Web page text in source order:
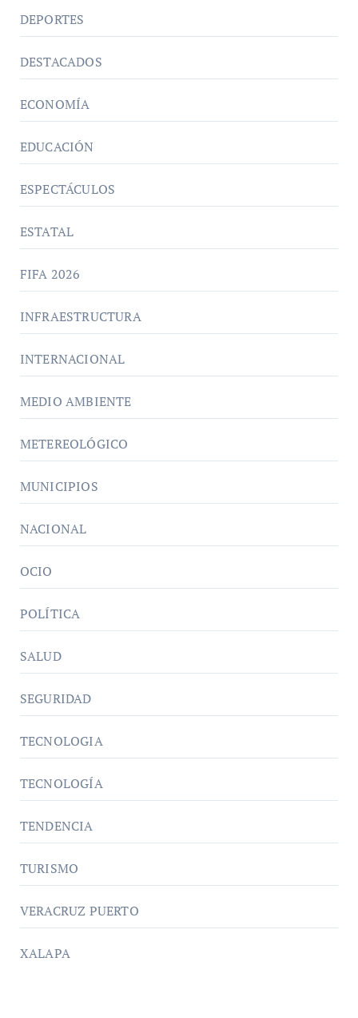
DEPORTES
DESTACADOS
ECONOMÍA
EDUCACIÓN
ESPECTÁCULOS
ESTATAL
FIFA 2026
INFRAESTRUCTURA
INTERNACIONAL
MEDIO AMBIENTE
METEREOLÓGICO
MUNICIPIOS
NACIONAL
OCIO
POLÍTICA
SALUD
SEGURIDAD
TECNOLOGIA
TECNOLOGÍA
TENDENCIA
TURISMO
VERACRUZ PUERTO
XALAPA